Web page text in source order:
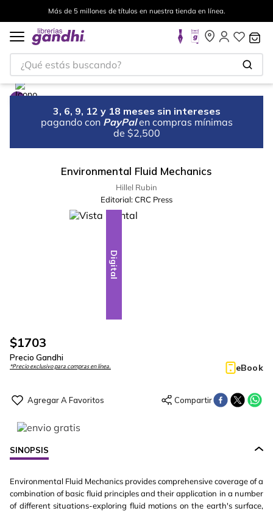
Más de 5 millones de títulos en nuestra tienda en línea.
¿Qué estás buscando?
3, 6, 9, 12 y 18 meses sin intereses
pagando con PayPal en compras mínimas
de $2,500
Environmental Fluid Mechanics
Hillel Rubin
Editorial:CRC Press
Digital
$1703
Precio Gandhi
*Precio exclusivo para compras en línea. eBook
SINOPSIS
Environmental Fluid Mechanics provides comprehensive coverage of a
combination of basic fluid principles and their application in a number
of different situations-exploring fluid motions on the earth's surface,